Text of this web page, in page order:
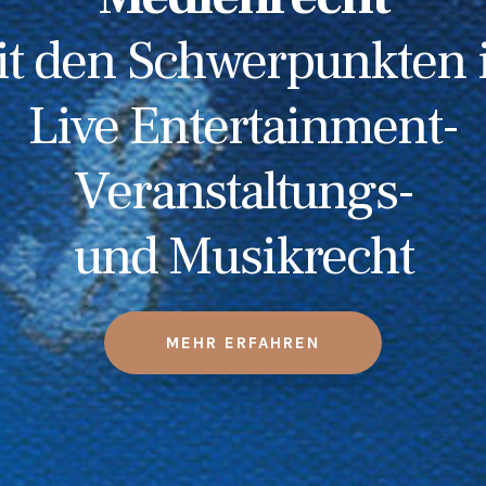
den Schwerpunkten
Live Entertainment-
Veranstaltungs-
und Musikrecht
MEHR ERFAHREN